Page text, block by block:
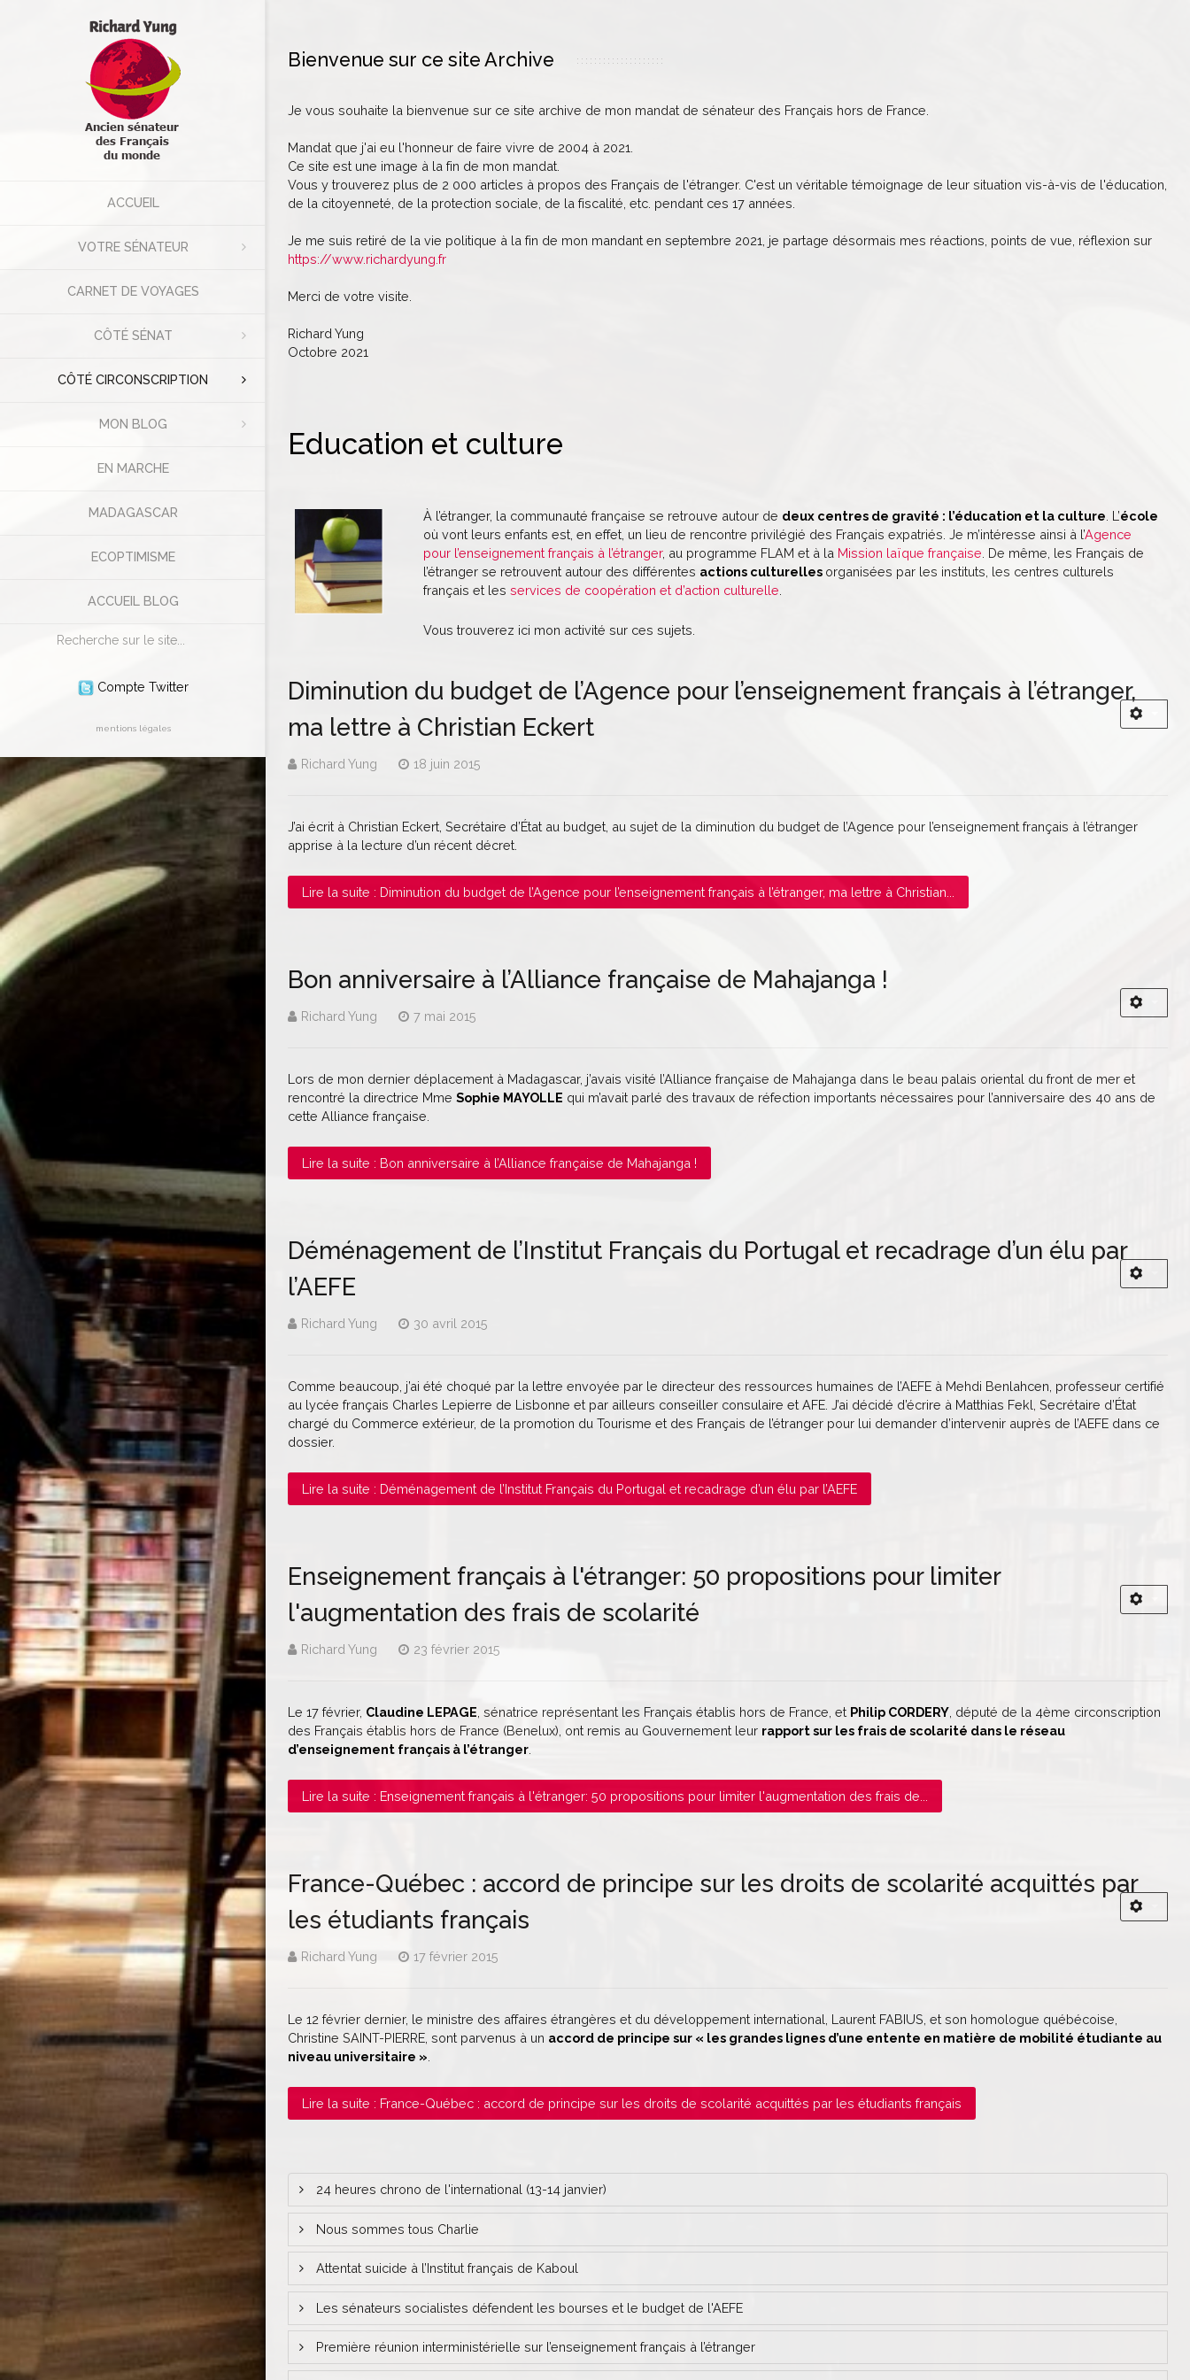
ACCUEIL
VOTRE SÉNATEUR
CARNET DE VOYAGES
CÔTÉ SÉNAT
CÔTÉ CIRCONSCRIPTION
MON BLOG
EN MARCHE
MADAGASCAR
ECOPTIMISME
ACCUEIL BLOG
Rechercher
Compte Twitter
mentions légales
Bienvenue sur ce site Archive
Je vous souhaite la bienvenue sur ce site archive de mon mandat de sénateur des Français hors de France.
Mandat que j'ai eu l'honneur de faire vivre de 2004 à 2021.
Ce site est une image à la fin de mon mandat.
Vous y trouverez plus de 2 000 articles à propos des Français de l'étranger. C'est un véritable témoignage de leur situation vis-à-vis de l'éducation,
de la citoyenneté, de la protection sociale, de la fiscalité, etc. pendant ces 17 années.
Je me suis retiré de la vie politique à la fin de mon mandant en septembre 2021, je partage désormais mes réactions, points de vue, réflexion sur
https://www.richardyung.fr
Merci de votre visite.
Richard Yung
Octobre 2021
Education et culture
À l’étranger, la communauté française se retrouve autour de deux centres de gravité : l’éducation et la culture . L’école
où vont leurs enfants est, en effet, un lieu de rencontre privilégié des Français expatriés. Je m’intéresse ainsi à l’Agence
pour l’enseignement français à l’étranger, au programme FLAM et à la Mission laïque française . De même, les Français de
l’étranger se retrouvent autour des différentes actions culturelles organisées par les instituts, les centres culturels
français et les services de coopération et d’action culturelle
Vous trouverez ici mon activité sur ces sujets.
Diminution du budget de l’Agence pour l’enseignement français à l’étranger,
ma lettre à Christian Eckert
Richard Yung 18 juin 2015
J’ai écrit à Christian Eckert, Secrétaire d’État au budget, au sujet de la diminution du budget de l’Agence pour l’enseignement français à l’étranger
apprise à la lecture d’un récent décret.
Lire la suite : Diminution du budget de l’Agence pour l’enseignement français à l’étranger, ma lettre à Christian...
Bon anniversaire à l’Alliance française de Mahajanga !
Richard Yung 7 mai 2015
Lors de mon dernier déplacement à Madagascar, j’avais visité l’Alliance française de Mahajanga dans le beau palais oriental du front de mer et
rencontré la directrice Mme Sophie MAYOLLE qui m’avait parlé des travaux de réfection importants nécessaires pour l’anniversaire des 40 ans de
cette Alliance française.
Lire la suite : Bon anniversaire à l’Alliance française de Mahajanga !
Déménagement de l’Institut Français du Portugal et recadrage d’un élu par
l’AEFE
Richard Yung 30 avril 2015
Comme beaucoup, j’ai été choqué par la lettre envoyée par le directeur des ressources humaines de l’AEFE à Mehdi Benlahcen, professeur certifié
au lycée français Charles Lepierre de Lisbonne et par ailleurs conseiller consulaire et AFE. J’ai décidé d’écrire à Matthias Fekl, Secrétaire d’État
chargé du Commerce extérieur, de la promotion du Tourisme et des Français de l’étranger pour lui demander d’intervenir auprès de l’AEFE dans ce
dossier.
Lire la suite : Déménagement de l’Institut Français du Portugal et recadrage d’un élu par l’AEFE
Enseignement français à l'étranger: 50 propositions pour limiter
l'augmentation des frais de scolarité
Richard Yung 23 février 2015
Le 17 février, Claudine LEPAGE , sénatrice représentant les Français établis hors de France, et Philip CORDERY , député de la 4ème circonscription
des Français établis hors de France (Benelux), ont remis au Gouvernement leur rapport sur les frais de scolarité dans le réseau
d’enseignement français à l’étranger
Lire la suite : Enseignement français à l'étranger: 50 propositions pour limiter l'augmentation des frais de...
France-Québec : accord de principe sur les droits de scolarité acquittés par
les étudiants français
Richard Yung 17 février 2015
Le 12 février dernier, le ministre des affaires étrangères et du développement international, Laurent FABIUS, et son homologue québécoise,
Christine SAINT-PIERRE, sont parvenus à un accord de principe sur « les grandes lignes d’une entente en matière de mobilité étudiante au
niveau universitaire »
Lire la suite : France-Québec : accord de principe sur les droits de scolarité acquittés par les étudiants français
24 heures chrono de l'international (13-14 janvier)
Nous sommes tous Charlie
Attentat suicide à l’Institut français de Kaboul
Les sénateurs socialistes défendent les bourses et le budget de l'AEFE
Première réunion interministérielle sur l’enseignement français à l’étranger